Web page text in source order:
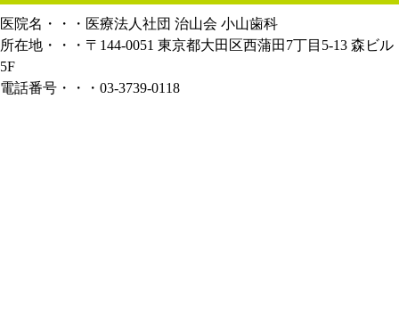
医院名・・・医療法人社団 治山会 小山歯科
所在地・・・〒144-0051 東京都大田区西蒲田7丁目5-13 森ビル
5F
電話番号・・・03-3739-0118